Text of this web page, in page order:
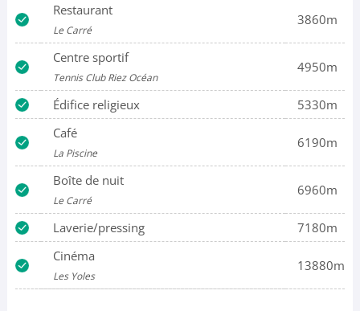
Restaurant
Le Carré
3860m
Centre sportif
Tennis Club Riez Océan
4950m
Édifice religieux
5330m
Café
La Piscine
6190m
Boîte de nuit
Le Carré
6960m
Laverie/pressing
7180m
Cinéma
Les Yoles
13880m